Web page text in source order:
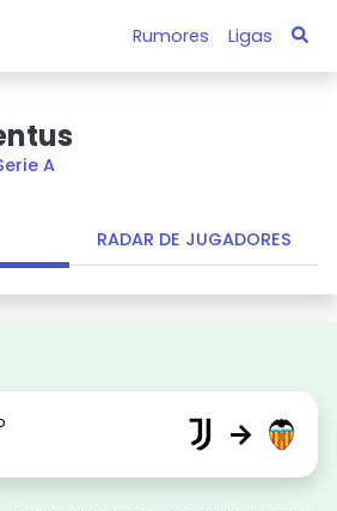
Rumores Ligas
A
RADAR DE JUGADORES
→